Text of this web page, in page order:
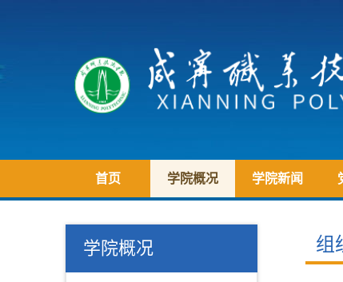
首页 学院概况 学院新闻
学院概况 组